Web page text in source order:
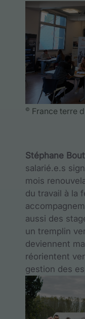
© France terre
Stéphane
salarié.e.s
mois
du travail à la
aussi des
un tremplin
deviennent
réorientent
gestion des